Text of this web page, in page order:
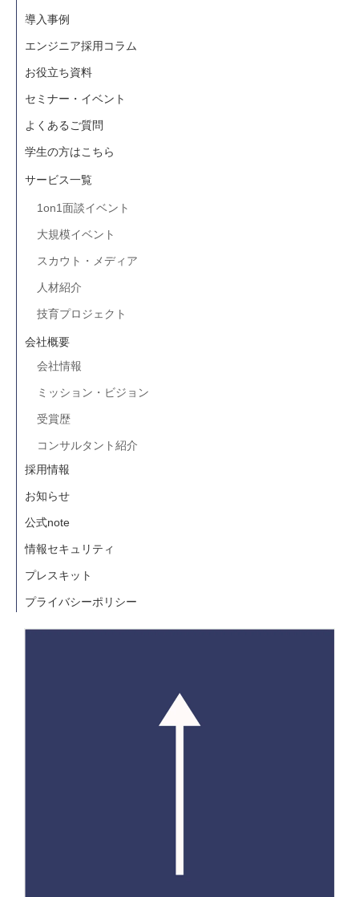
導入事例
エンジニア採用コラム
お役立ち資料
セミナー・イベント
よくあるご質問
学生の方はこちら
サービス一覧
1on1面談イベント
大規模イベント
スカウト・メディア
人材紹介
技育プロジェクト
会社概要
会社情報
ミッション・ビジョン
受賞歴
コンサルタント紹介
採用情報
お知らせ
公式note
情報セキュリティ
プレスキット
プライバシーポリシー